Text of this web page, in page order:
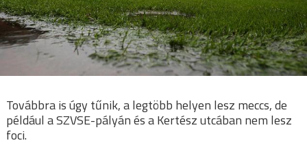
Továbbra is úgy tűnik, a legtöbb helyen lesz meccs, de
például a SZVSE-pályán és a Kertész utcában nem lesz
foci.